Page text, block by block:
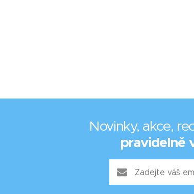
Novinky, akce,
pravidelně